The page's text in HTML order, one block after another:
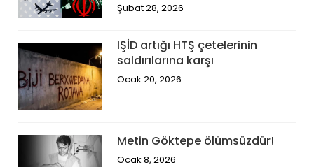
Şubat 28, 2026
IŞİD artığı HTŞ çetelerinin
saldırılarına karşı
Ocak 20, 2026
Metin Göktepe ölümsüzdür!
Ocak 8, 2026